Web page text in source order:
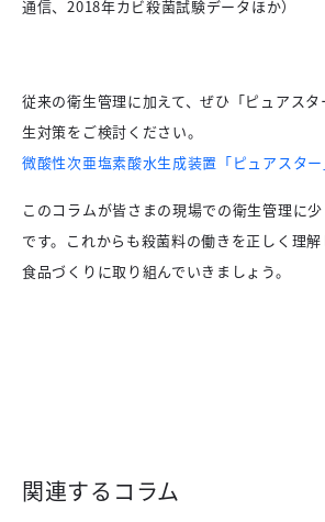
通信、2018年カビ殺菌試験データほか）
従来の衛生管理に加えて、ぜひ「ピュアス
生対策をご検討ください。
微酸性次亜塩素酸水生成装置「ピュアスター
このコラムが皆さまの現場での衛生管理に
です。これからも殺菌料の働きを正しく理
食品づくりに取り組んでいきましょう。
関連するコラム